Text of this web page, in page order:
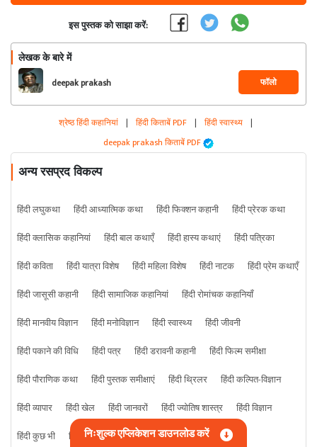
इस पुस्तक को साझा करें:
लेखक के बारे में
deepak prakash फॉलो
श्रेष्ठ हिंदी कहानियां | हिंदी किताबें PDF | हिंदी स्वास्थ्य |
deepak prakash किताबें PDF
अन्य रसप्रद विकल्प
हिंदी लघुकथा हिंदी आध्यात्मिक कथा हिंदी फिक्शन कहानी
हिंदी प्रेरक कथा
हिंदी क्लासिक कहानियां
हिंदी बाल कथाएँ हिंदी हास्य कथाएं
हिंदी पत्रिका
हिंदी कविता
हिंदी यात्रा विशेष हिंदी महिला विशेष हिंदी नाटक
हिंदी प्रेम कथाएँ
हिंदी जासूसी कहानी
हिंदी सामाजिक कहानियां
हिंदी रोमांचक कहानियाँ
हिंदी मानवीय विज्ञान
हिंदी मनोविज्ञान हिंदी स्वास्थ्य
हिंदी जीवनी
हिंदी पकाने की विधि
हिंदी पत्र हिंदी डरावनी कहानी
हिंदी फिल्म समीक्षा
हिंदी पौराणिक कथा
हिंदी पुस्तक समीक्षाएं हिंदी थ्रिलर
हिंदी कल्पित-विज्ञान
हिंदी व्यापार
हिंदी खेल हिंदी जानवरों हिंदी ज्योतिष शास्त्र
हिंदी विज्ञान
हिंदी कुछ भी
हिंदी क्राइम कहानी
निःशुल्क एप्लिकेशन डाउनलोड करें